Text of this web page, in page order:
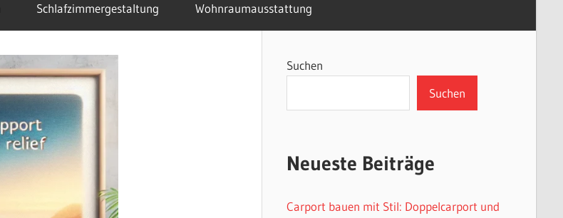
Schlafzimmergestaltung Wohnraumausstattung
Suchen
Suchen
Neueste Beiträge
Carport bauen mit Stil: Doppelcarport und